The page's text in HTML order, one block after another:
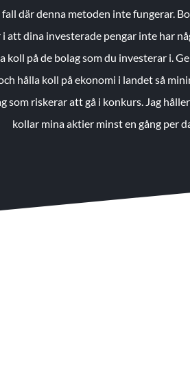
där denna metoden inte fungerar.
att dina investerade pengar inte har
koll på de bolag som du investerar i.
hålla koll på ekonomi i landet så
som riskerar att gå i konkurs. Jag
kollar mina aktier minst en gång per